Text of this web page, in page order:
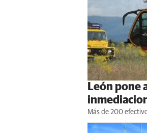
León pone
Más de 200